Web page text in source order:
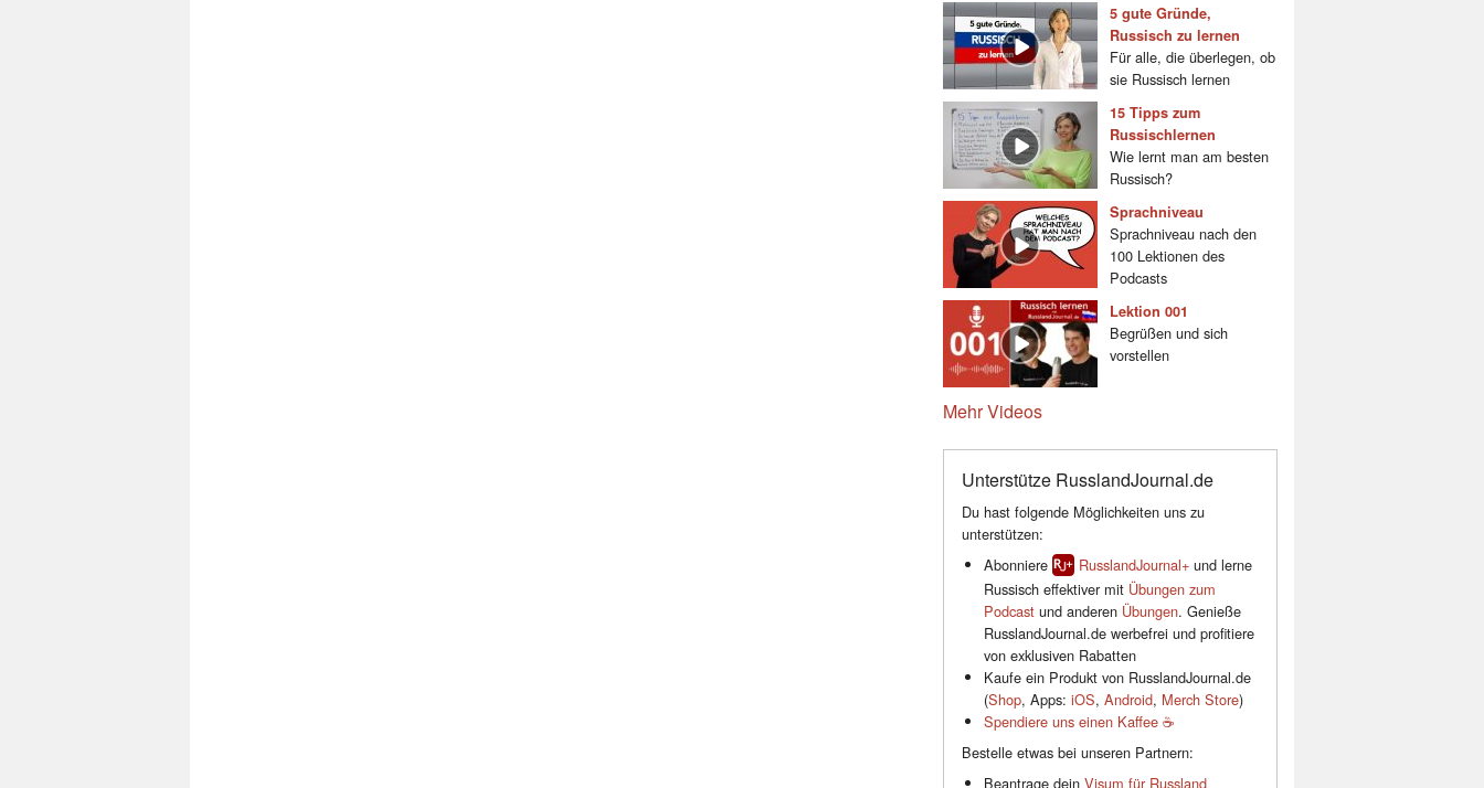
5 gute Gründe,
Russisch zu lernen
Für alle, die überlegen, ob
sie Russisch lernen
15 Tipps zum
Russischlernen
Wie lernt man am besten
Russisch?
Sprachniveau
Sprachniveau nach den
100 Lektionen des
Podcasts
Lektion 001
Begrüßen und sich
vorstellen
Mehr Videos
Unterstütze RusslandJournal.de
Du hast folgende Möglichkeiten uns zu
unterstützen:
Abonniere
RusslandJournal+und lerne
Russisch effektiver mit Übungen zum
Podcastund anderen Übungen. Genieße
RusslandJournal.de werbefrei und profitiere
von exklusiven Rabatten
Kaufe ein Produkt von RusslandJournal.de
(Shop, Apps: iOS, Android, Merch Store)
Spendiere uns einen Kaffee ☕️
Bestelle etwas bei unseren Partnern:
Beantrage dein Visum für Russland